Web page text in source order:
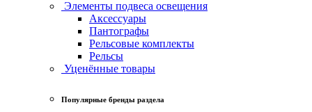
Элементы подвеса освещения
Аксессуары
Пантографы
Рельсовые комплекты
Рельсы
Уценённые товары
Популярные бренды раздела